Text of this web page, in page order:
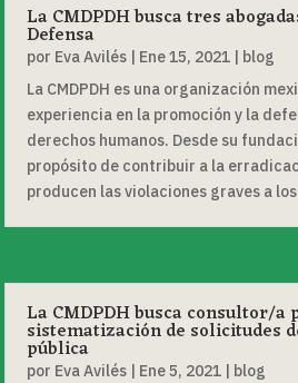
La CMDPDH busca tres
Defensa
por Eva Avilés | Ene 15, 2021 | blog
La CMDPDH es una organización
experiencia en la promoción y la
derechos humanos. Desde su
propósito de contribuir a la
producen las violaciones graves a
La CMDPDH busca consultor/a
sistematización de solicitudes
pública
por Eva Avilés | Ene 5, 2021 | blog